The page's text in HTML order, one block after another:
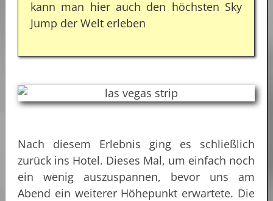
kann man hier auch den höchsten Sky
Jump der Welt erleben
Nach diesem Erlebnis ging es schließlich
zurück ins Hotel. Dieses Mal, um einfach noch
ein wenig auszuspannen, bevor uns am
Abend ein weiterer Höhepunkt erwartete. Die